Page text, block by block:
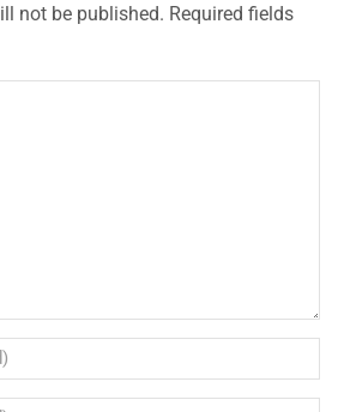
not be published. Required fields